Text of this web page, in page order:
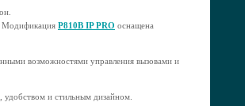
Модификация P810B IP PRO оснащена
возможностями управления вызовами и
и стильным дизайном.